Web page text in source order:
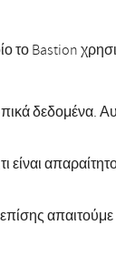
το Bastion
δεδομένα.
απαιτούμε